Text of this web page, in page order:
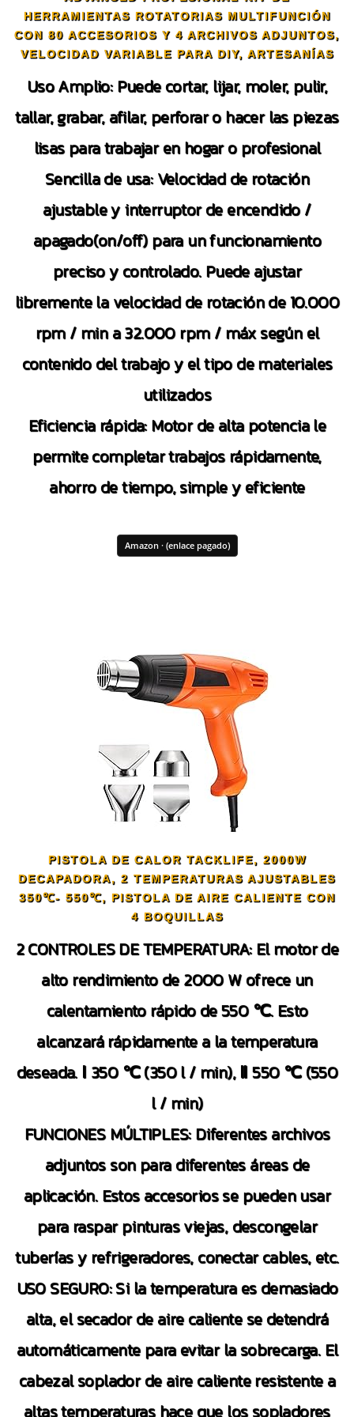
HERRAMIENTAS ROTATORIAS MULTIFUNCIÓN
CON 80 ACCESORIOS Y 4 ARCHIVOS ADJUNTOS,
VELOCIDAD VARIABLE PARA DIY, ARTESANÍAS
Uso Amplio: Puede cortar, lijar, moler, pulir,
tallar, grabar, afilar, perforar o hacer las piezas
lisas para trabajar en hogar o profesional
Sencilla de usa: Velocidad de rotación
ajustable y interruptor de encendido /
apagado(on/off) para un funcionamiento
preciso y controlado. Puede ajustar
libremente la velocidad de rotación de 10.000
rpm / min a 32.000 rpm / máx según el
contenido del trabajo y el tipo de materiales
utilizados
Eficiencia rápida: Motor de alta potencia le
permite completar trabajos rápidamente,
ahorro de tiempo, simple y eficiente
Amazon · (enlace pagado)
PISTOLA DE CALOR TACKLIFE, 2000W
DECAPADORA, 2 TEMPERATURAS AJUSTABLES
350℃- 550℃, PISTOLA DE AIRE CALIENTE CON
4 BOQUILLAS
2 CONTROLES DE TEMPERATURA: El motor de
alto rendimiento de 2000 W ofrece un
calentamiento rápido de 550 ℃. Esto
alcanzará rápidamente a la temperatura
deseada. Ⅰ 350 ℃ (350 l / min), Ⅱ 550 ℃ (550
l / min)
FUNCIONES MÚLTIPLES: Diferentes archivos
adjuntos son para diferentes áreas de
aplicación. Estos accesorios se pueden usar
para raspar pinturas viejas, descongelar
tuberías y refrigeradores, conectar cables, etc.
USO SEGURO: Si la temperatura es demasiado
alta, el secador de aire caliente se detendrá
automáticamente para evitar la sobrecarga. El
cabezal soplador de aire caliente resistente a
altas temperaturas hace que los sopladores